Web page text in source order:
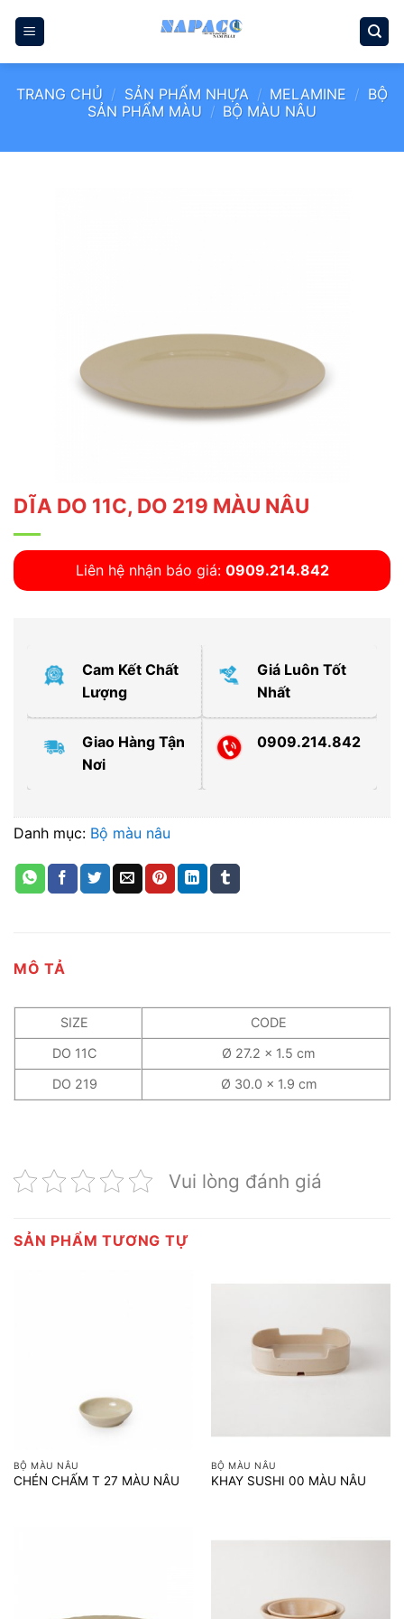
qua
TRANG CHỦ / SẢN PHẨM NHỰA / MELAMINE / BỘ
SẢN PHẨM MÀU / BỘ MÀU NÂU
DĨA DO 11C, DO 219 MÀU NÂU
Liên hệ nhận báo giá: 0909.214.842
Cam Kết Chất
Lượng
Giá Luôn Tốt
Nhất
Giao Hàng Tận
Nơi
0909.214.842
Danh mục: Bộ màu nâu
MÔ TẢ
SIZE
CODE
DO 11C
Ø 27.2 x 1.5 cm
DO 219
Ø 30.0 x 1.9 cm
Vui lòng đánh giá
SẢN PHẨM TƯƠNG TỰ
BỘ MÀU NÂU
CHÉN CHẤM T 27 MÀU NÂU
BỘ MÀU NÂU
KHAY SUSHI 00 MÀU NÂU